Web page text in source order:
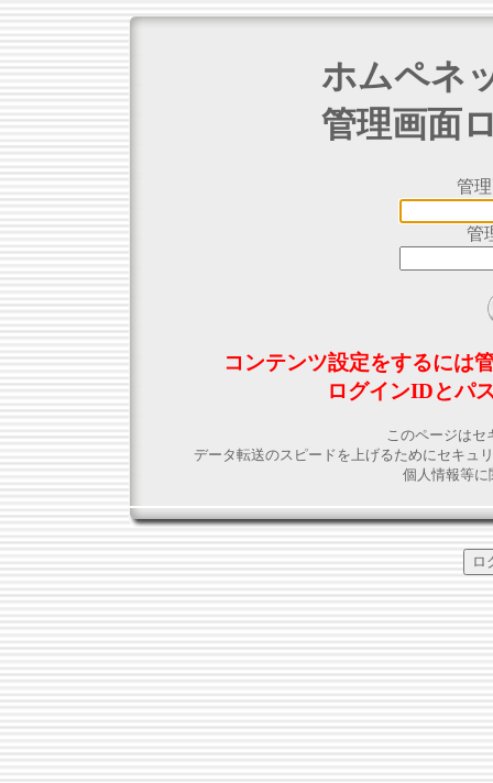
ホムペネ
管理画面
管
管
コンテンツ設定をするには
ログインIDとパ
このページはセ
データ転送のスピードを上げるためにセキュ
個人情報等に